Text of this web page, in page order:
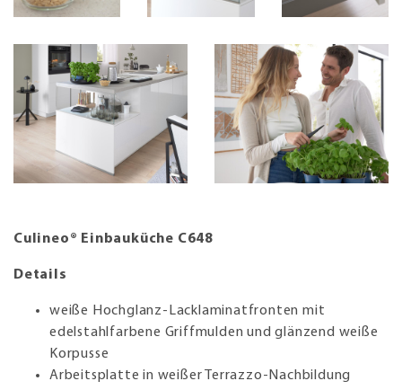
Culineo® Einbauküche C648
Details
weiße Hochglanz-Lacklaminatfronten mit
edelstahlfarbene Griffmulden und glänzend weiße
Korpusse
Arbeitsplatte in weißer Terrazzo-Nachbildung